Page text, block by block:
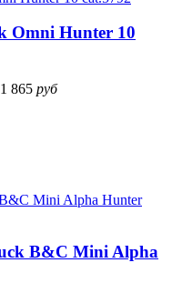
Omni Hunter 10
1 865 руб
B&C Mini Alpha